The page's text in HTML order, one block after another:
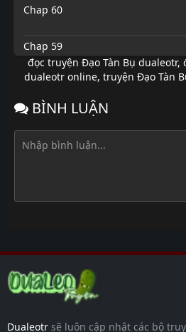
Chap 60
Chap 59
Chap 58
Chap 57
Chap 56
Chap 53.1
đọc truyện Đạo Tàn Bụ dualeotr,
dualeotr online, truyện Đạo Tàn
BÌNH LUẬN
Dualeotr sẽ luôn cập nhật các bộ